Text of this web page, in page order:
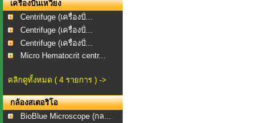
เครื่องปั่นเหวี่ยง
Centrifuge (เครื่องปั่...
Centrifuge (เครื่องปั่...
Centrifuge (เครื่องปั่...
Micro Hematocrit centr...
คลิกดูทั้งหมด ( 4 รายการ ) ->
กล้องสเตอริโอ
BioBlue Microscope (กล...